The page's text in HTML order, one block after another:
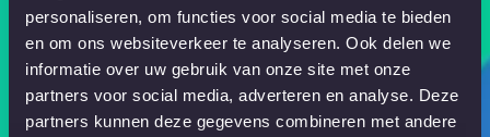
personaliseren, om functies voor social media te bieden
en om ons websiteverkeer te analyseren. Ook delen we
informatie over uw gebruik van onze site met onze
partners voor social media, adverteren en analyse. Deze
partners kunnen deze gegevens combineren met andere